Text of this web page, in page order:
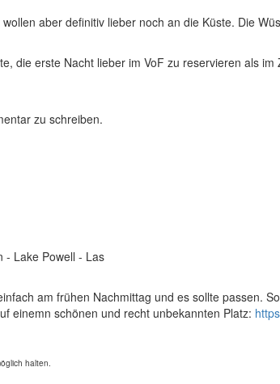
aber definitiv lieber noch an die Küste. Die
die erste Nacht lieber im VoF zu reservieren als
zu schreiben.
- Lake Powell - Las
am frühen Nachmittag und es sollte passen.
einemn schönen und recht unbekannten Platz:
halten.